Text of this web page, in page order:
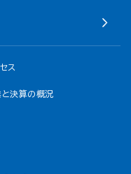
ス
と決算の概況